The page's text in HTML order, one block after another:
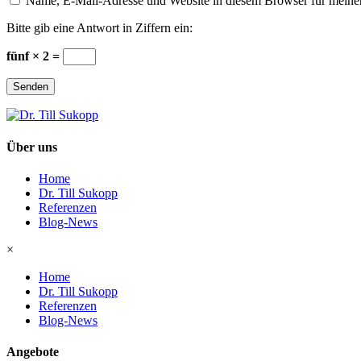
Bitte gib eine Antwort in Ziffern ein:
fünf × 2 =
Senden
Über uns
Home
Dr. Till Sukopp
Referenzen
Blog-News
×
Home
Dr. Till Sukopp
Referenzen
Blog-News
Angebote